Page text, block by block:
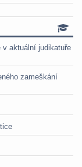
aktuální judikatuře
zameškání